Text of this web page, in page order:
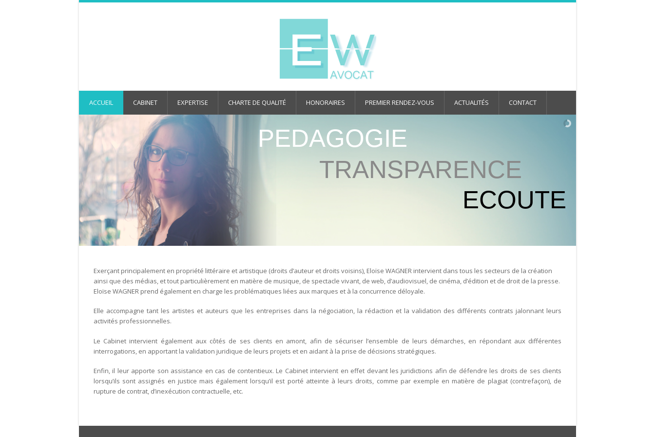
ACCUEIL CABINET EXPERTISE CHARTE DE QUALITÉ HONORAIRES PREMIER RENDEZ-VOUS ACTUALITÉS CONTACT
ECOUTE
PEDAGOGIE
TRANSPARENCE
Exerçant principalement en propriété littéraire et artistique (droits d’auteur et droits voisins), Eloïse WAGNER intervient dans tous les secteurs de la création
ainsi que des médias, et tout particulièrement en matière de musique, de spectacle vivant, de web, d’audiovisuel, de cinéma, d’édition et de droit de la presse.
Eloïse WAGNER prend également en charge les problématiques liées aux marques et à la concurrence déloyale.
Elle accompagne tant les artistes et auteurs que les entreprises dans la négociation, la rédaction et la validation des différents contrats jalonnant leurs
activités professionnelles.
Le Cabinet intervient également aux côtés de ses clients en amont, afin de sécuriser l’ensemble de leurs démarches, en répondant aux différentes
interrogations, en apportant la validation juridique de leurs projets et en aidant à la prise de décisions stratégiques.
Enfin, il leur apporte son assistance en cas de contentieux. Le Cabinet intervient en effet devant les juridictions afin de défendre les droits de ses clients
lorsqu’ils sont assignés en justice mais également lorsqu’il est porté atteinte à leurs droits, comme par exemple en matière de plagiat (contrefaçon), de
rupture de contrat, d’inexécution contractuelle, etc.